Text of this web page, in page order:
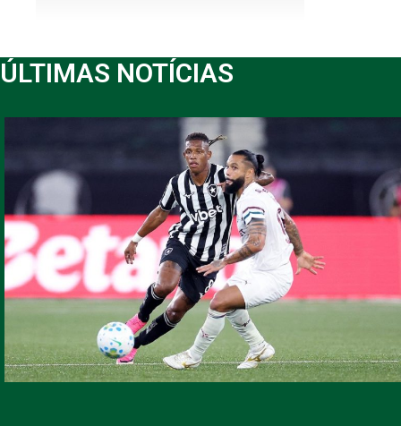
ÚLTIMAS NOTÍCIAS